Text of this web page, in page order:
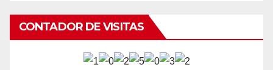
CONTADOR DE VISITAS